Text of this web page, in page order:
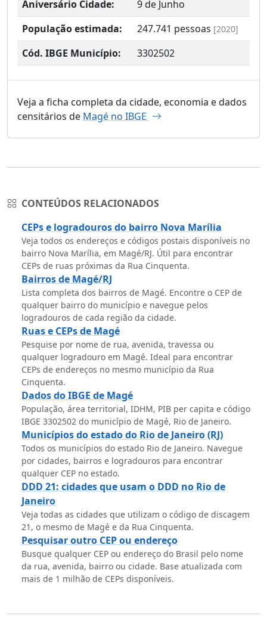
Aniversário Cidade:
9 de Junho
População estimada:
247.741 pessoas [2020]
Cód. IBGE Município: 3302502
Veja a ficha completa da cidade, economia e dados
censitários de Magé no IBGE
CONTEÚDOS RELACIONADOS
CEPs e logradouros do bairro Nova Marília
Veja todos os endereços e códigos postais disponíveis no
bairro Nova Marília, em Magé/RJ. Útil para encontrar
CEPs de ruas próximas da Rua Cinquenta.
Bairros de Magé/RJ
Lista completa dos bairros de Magé. Encontre o CEP de
qualquer bairro do município e navegue pelos
logradouros de cada região da cidade.
Ruas e CEPs de Magé
Pesquise por nome de rua, avenida, travessa ou
qualquer logradouro em Magé. Ideal para encontrar
CEPs de endereços no mesmo município da Rua
Cinquenta.
Dados do IBGE de Magé
População, área territorial, IDHM, PIB per capita e código
IBGE 3302502 do município de Magé, Rio de Janeiro.
Municípios do estado do Rio de Janeiro (RJ)
Todos os municípios do estado Rio de Janeiro. Navegue
por cidades, bairros e logradouros para encontrar
qualquer CEP no estado.
DDD 21: cidades que usam o DDD no Rio de
Janeiro
Veja todas as cidades que utilizam o código de discagem
21, o mesmo de Magé e da Rua Cinquenta.
Pesquisar outro CEP ou endereço
Busque qualquer CEP ou endereço do Brasil pelo nome
da rua, avenida, bairro ou cidade. Base atualizada com
mais de 1 milhão de CEPs disponíveis.